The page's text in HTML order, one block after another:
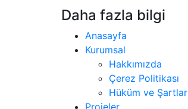
Daha fazla bilgi
Anasayfa
Kurumsal
Hakkımızda
Çerez Politikası
Hüküm ve Şartlar
Projeler